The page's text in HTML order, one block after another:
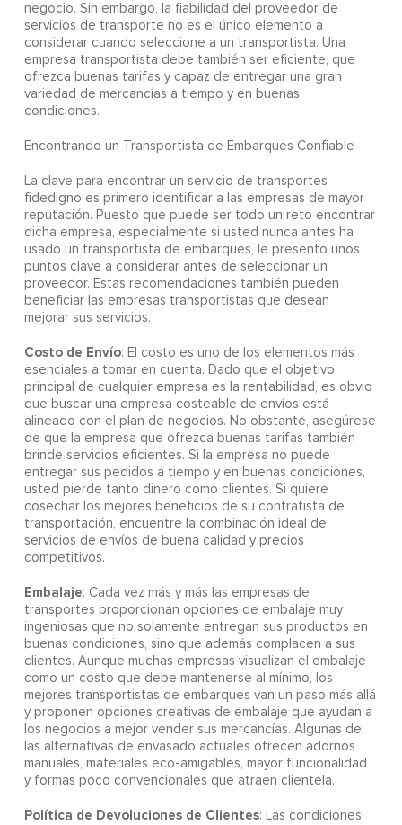
negocio. Sin embargo, la fiabilidad del proveedor de
servicios de transporte no es el único elemento a
considerar cuando seleccione a un transportista. Una
empresa transportista debe también ser eficiente, que
ofrezca buenas tarifas y capaz de entregar una gran
variedad de mercancías a tiempo y en buenas
condiciones.
Encontrando un Transportista de Embarques Confiable
La clave para encontrar un servicio de transportes
fidedigno es primero identificar a las empresas de mayor
reputación. Puesto que puede ser todo un reto encontrar
dicha empresa, especialmente si usted nunca antes ha
usado un transportista de embarques, le presento unos
puntos clave a considerar antes de seleccionar un
proveedor. Estas recomendaciones también pueden
beneficiar las empresas transportistas que desean
mejorar sus servicios.
Costo de Envío: El costo es uno de los elementos más
esenciales a tomar en cuenta. Dado que el objetivo
principal de cualquier empresa es la rentabilidad, es obvio
que buscar una empresa costeable de envíos está
alineado con el plan de negocios. No obstante, asegúrese
de que la empresa que ofrezca buenas tarifas también
brinde servicios eficientes. Si la empresa no puede
entregar sus pedidos a tiempo y en buenas condiciones,
usted pierde tanto dinero como clientes. Si quiere
cosechar los mejores beneficios de su contratista de
transportación, encuentre la combinación ideal de
servicios de envíos de buena calidad y precios
competitivos.
Embalaje: Cada vez más y más las empresas de
transportes proporcionan opciones de embalaje muy
ingeniosas que no solamente entregan sus productos en
buenas condiciones, sino que además complacen a sus
clientes. Aunque muchas empresas visualizan el embalaje
como un costo que debe mantenerse al mínimo, los
mejores transportistas de embarques van un paso más allá
y proponen opciones creativas de embalaje que ayudan a
los negocios a mejor vender sus mercancías. Algunas de
las alternativas de envasado actuales ofrecen adornos
manuales, materiales eco-amigables, mayor funcionalidad
y formas poco convencionales que atraen clientela.
Política de Devoluciones de Clientes: Las condiciones